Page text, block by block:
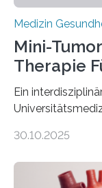
Medizin
Mini-
Therapie
Ein
behandelt
Oncology,
30.10.2025